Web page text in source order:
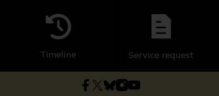
Timeline Service request